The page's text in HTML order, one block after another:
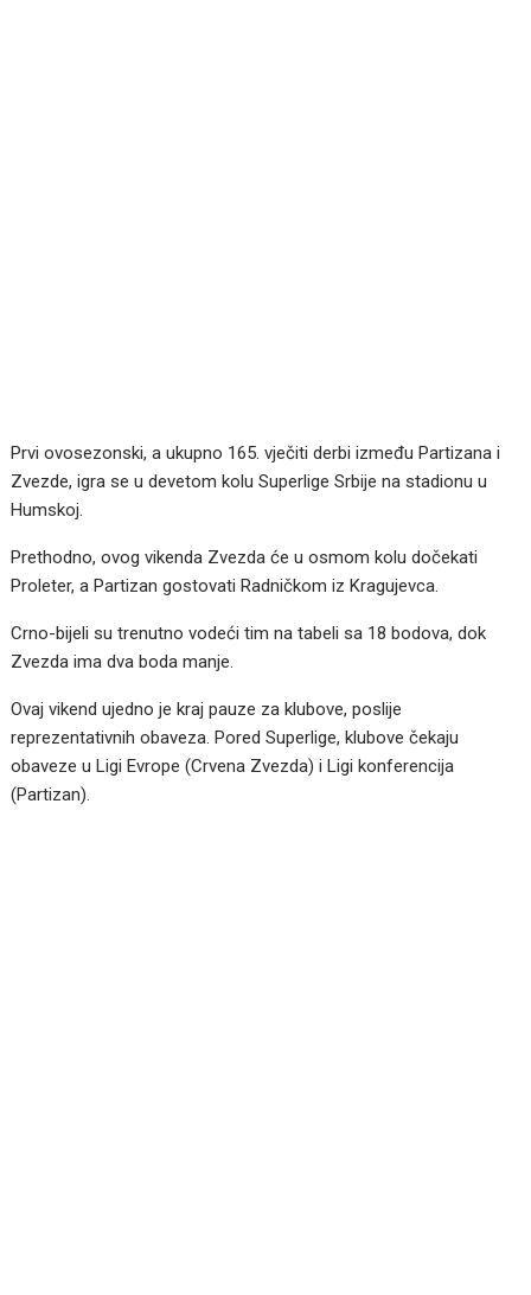
Prvi ovosezonski, a ukupno 165. vječiti derbi između Partizana i
Zvezde, igra se u devetom kolu Superlige Srbije na stadionu u
Humskoj.
Prethodno, ovog vikenda Zvezda će u osmom kolu dočekati
Proleter, a Partizan gostovati Radničkom iz Kragujevca.
Crno-bijeli su trenutno vodeći tim na tabeli sa 18 bodova, dok
Zvezda ima dva boda manje.
Ovaj vikend ujedno je kraj pauze za klubove, poslije
reprezentativnih obaveza. Pored Superlige, klubove čekaju
obaveze u Ligi Evrope (Crvena Zvezda) i Ligi konferencija
(Partizan).